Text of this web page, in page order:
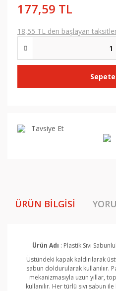
177,59 TL
18,55 TL den başlayan
Tavsiye Et
ÜRÜN BILGISI
Ürün Adı : Plastik Sıvı
Üstündeki kapak kaldırılarak
sabun doldurularak kullanılıır.
mekanizmasıyla uzun yıllar,
kullanılır. Her türlü sıvı sabun